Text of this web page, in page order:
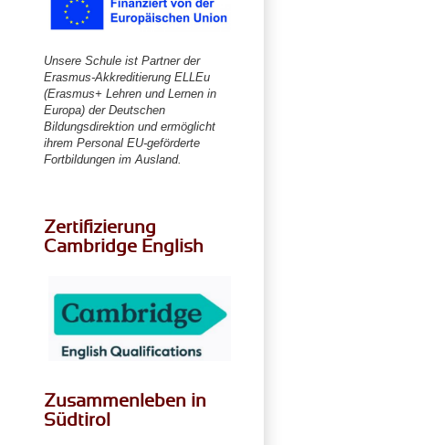
Unsere Schule ist Partner der
Erasmus-Akkreditierung ELLEu
(Erasmus+ Lehren und Lernen in
Europa) der Deutschen
Bildungsdirektion und ermöglicht
ihrem Personal EU-geförderte
Fortbildungen im Ausland.
Zertifizierung
Cambridge English
Zusammenleben in
Südtirol